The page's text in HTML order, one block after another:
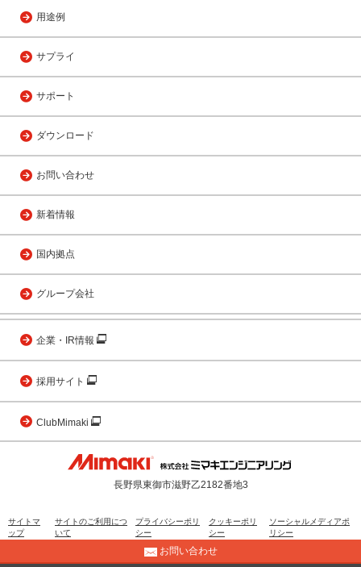
用途例
サプライ
サポート
ダウンロード
お問い合わせ
新着情報
国内拠点
グループ会社
企業・IR情報
採用サイト
ClubMimaki
長野県東御市滋野乙2182番地3
サイトマ
ップ
サイトのご利用につ
いて
プライバシーポリ
シー
クッキーポリ
シー
ソーシャルメディアポ
リシー
お問い合わせ